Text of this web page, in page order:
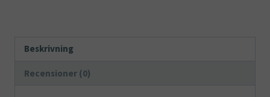
Beskrivning
Recensioner (0)